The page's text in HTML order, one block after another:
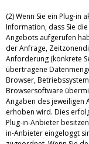
(2) Wenn Sie ein Plug-in
Information, dass Sie
Angebots aufgerufen
der Anfrage,
Anforderung (konkrete
übertragene
Browser,
Browsersoftware
Angaben des jeweiligen
erhoben wird. Dies
Plug-in-Anbieter
in-Anbieter eingeloggt